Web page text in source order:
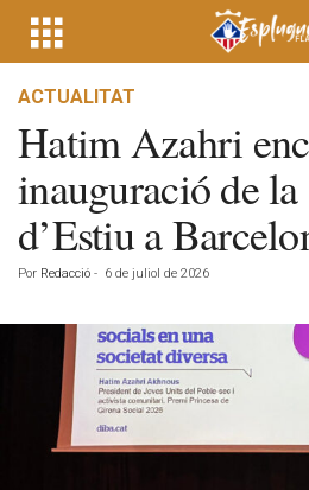
ACTUALITAT
Hatim Azahri
inauguració de
d’Estiu a
Por Redacció - 6 de juliol de 2026